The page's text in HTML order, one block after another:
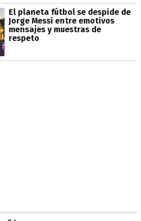
El planeta fútbol se despide de
Jorge Messi entre emotivos
mensajes y muestras de
respeto